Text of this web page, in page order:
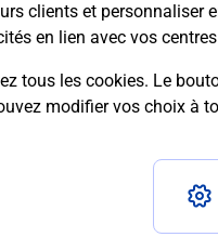
clients et
en lien avec vos
tous les cookies. Le
modifier vos choix à
acheté en